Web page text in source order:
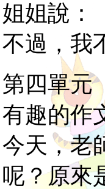
姐姐說：
不過，我
第四單元
有趣的作
今天，老
呢？原來